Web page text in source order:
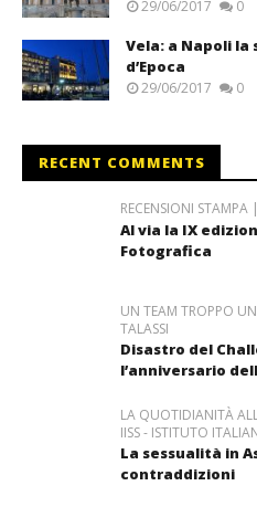
29/06/2017 0
Vela: a Napoli
d’Epoca
29/06/2017 0
RECENT COMMENTS
RECENSIONI
Al via la IX
Fotografica
UN TEAM TROPPO
TALASSI
Disastro del
l’anniversario
LA QUOTIDIANITÀ
IISS - ISTITUTO
La sessualità in
contraddizioni